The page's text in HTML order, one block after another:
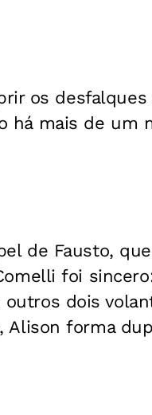
os desfalques
há mais de um
de Fausto,
foi
dois
Alison forma